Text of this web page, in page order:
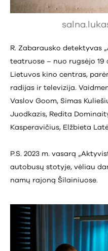
R. Zabarausko detektyvas
teatruose – nuo rugsėjo 19
Lietuvos kino centras,
radijas ir televizija.
Vaslov Goom, Simas
Juodkazis, Redita
Kasperavičius, Elžbieta
P.S. 2023 m. vasarą
autobusų stotyje, vėliau
namų rajoną Šilainiuose.